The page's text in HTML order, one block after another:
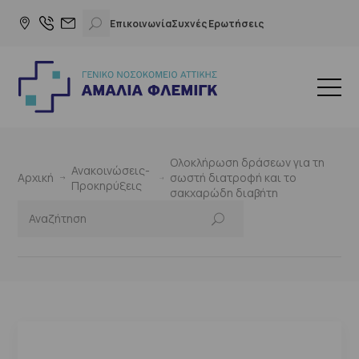
ΕπικοινωνίαΣυχνές Ερωτήσεις
Αρχική
Ανακοινώσεις-
Προκηρύξεις
Ολοκλήρωση δράσεων για τη
σωστή διατροφή και το
σακχαρώδη διαβήτη